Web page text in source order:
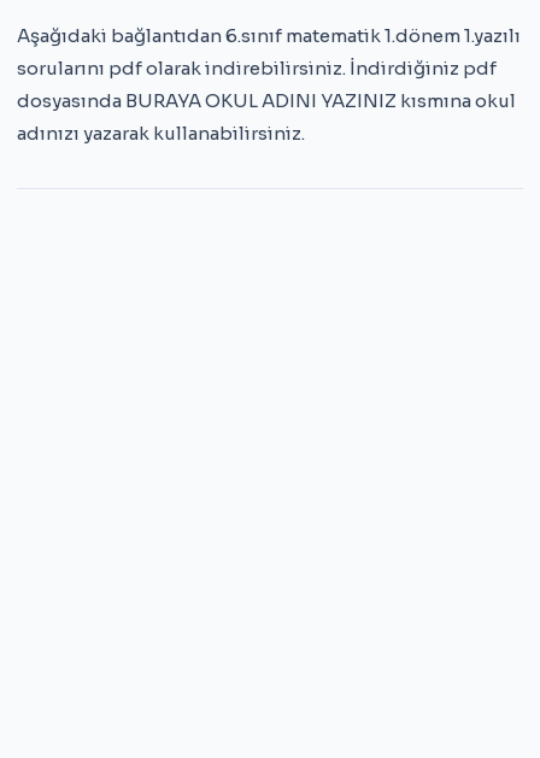
Aşağıdaki bağlantıdan 6.sınıf matematik 1.dönem 1.yazılı
sorularını pdf olarak indirebilirsiniz. İndirdiğiniz pdf
dosyasında BURAYA OKUL ADINI YAZINIZ kısmına okul
adınızı yazarak kullanabilirsiniz.